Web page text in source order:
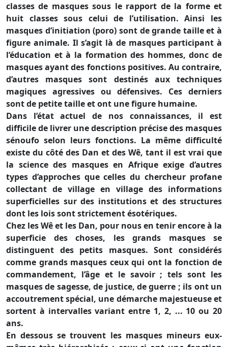
classes de masques sous le rapport de la forme et
huit classes sous celui de l’utilisation. Ainsi les
masques d’initiation (poro) sont de grande taille et à
figure animale. Il s’agit là de masques participant à
l’éducation et à la formation des hommes, donc de
masques ayant des fonctions positives. Au contraire,
d’autres masques sont destinés aux techniques
magiques agressives ou défensives. Ces derniers
sont de petite taille et ont une figure humaine.
Dans l’état actuel de nos connaissances, il est
difficile de livrer une description précise des masques
sénoufo selon leurs fonctions. La même difficulté
existe du côté des Dan et des Wê, tant il est vrai que
la science des masques en Afrique exige d’autres
types d’approches que celles du chercheur profane
collectant de village en village des informations
superficielles sur des institutions et des structures
dont les lois sont strictement ésotériques.
Chez les Wê et les Dan, pour nous en tenir encore à la
superficie des choses, les grands masques se
distinguent des petits masques. Sont considérés
comme grands masques ceux qui ont la fonction de
commandement, l’âge et le savoir ; tels sont les
masques de sagesse, de justice, de guerre ; ils ont un
accoutrement spécial, une démarche majestueuse et
sortent à intervalles variant entre 1, 2, ... 10 ou 20
ans.
En dessous se trouvent les masques mineurs eux-